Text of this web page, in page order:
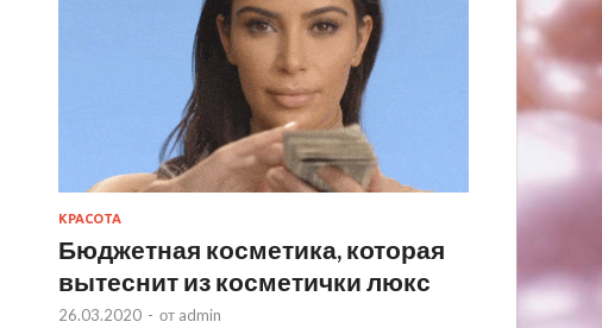
КРАСОТА
Бюджетная косметика, которая
вытеснит из косметички люкс
26.03.2020 - от admin